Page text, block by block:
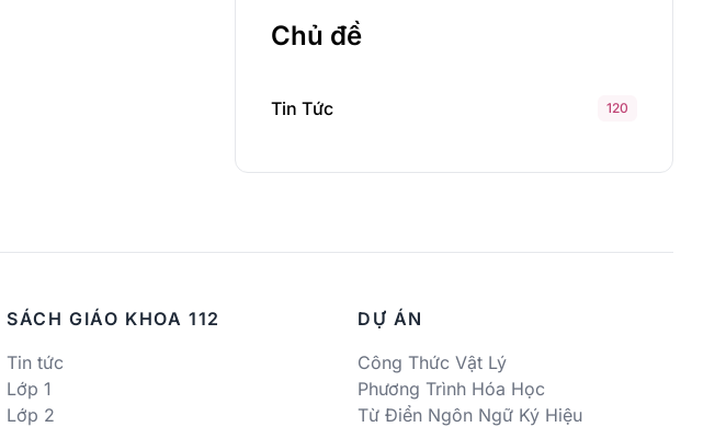
Chủ đề
Tin Tức 120
SÁCH GIÁO KHOA 112
Tin tức
Lớp 1
Lớp 2
DỰ ÁN
Công Thức Vật Lý
Phương Trình Hóa Học
Từ Điển Ngôn Ngữ Ký Hiệu